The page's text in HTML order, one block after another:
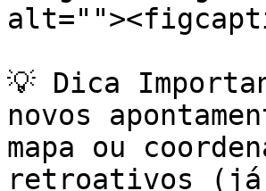
💡 Dica
novos
mapa ou
retroativos (já